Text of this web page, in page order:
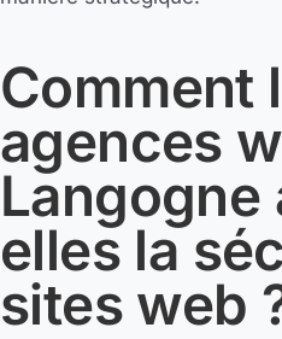
Comment
agences
Langogne
elles la
sites web